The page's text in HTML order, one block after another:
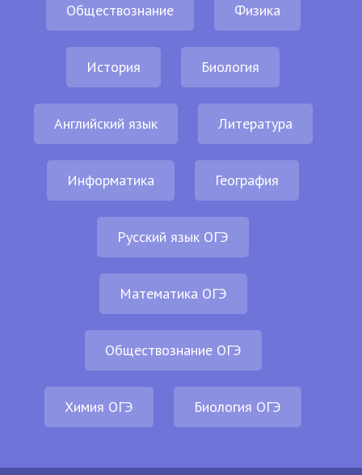
Обществознание Физика
История Биология
Английский язык Литература
Информатика География
Русский язык ОГЭ
Математика ОГЭ
Обществознание ОГЭ
Химия ОГЭ Биология ОГЭ